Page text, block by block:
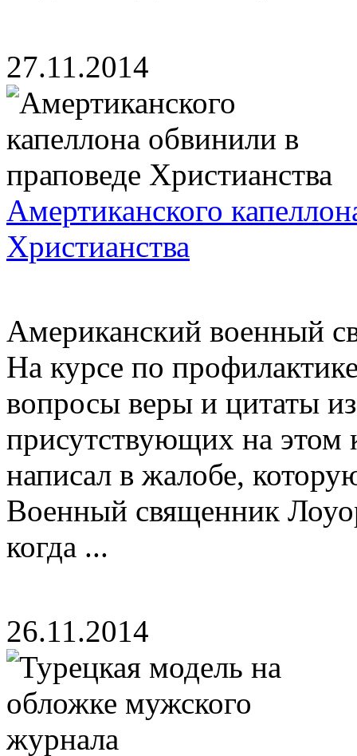
27.11.2014
Амертиканского
Христианства
Американский военный
На курсе по
вопросы веры и цитаты
присутствующих на этом
написал в жалобе,
Военный священник
когда ...
26.11.2014